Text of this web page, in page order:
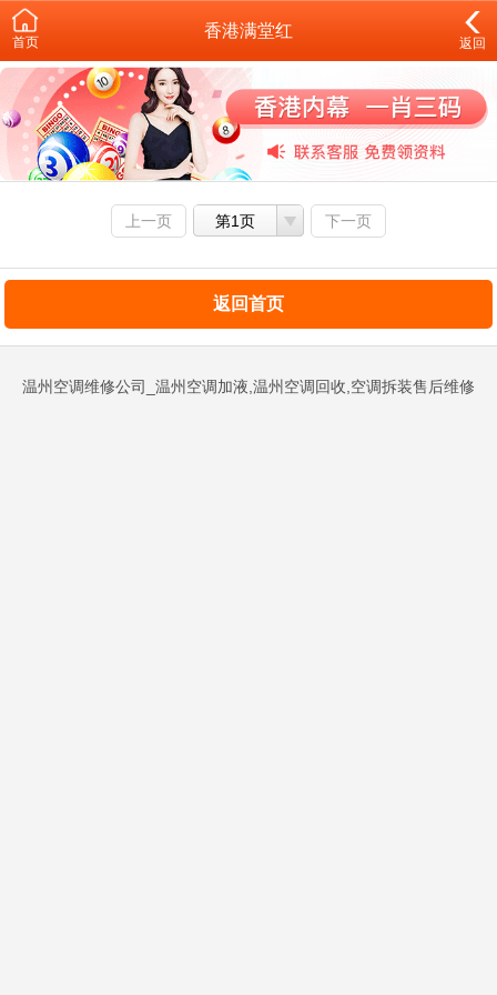
首页
香港满堂红
返回
上一页 第1页 下一页
返回首页
温州空调维修公司_温州空调加液,温州空调回收,空调拆装售后维修